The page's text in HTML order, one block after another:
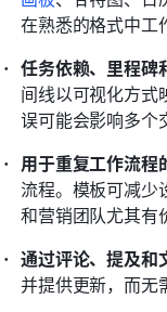
在熟悉的格式中工
任务依赖、里程碑
间线以可视化方式
误可能会影响多个
用于重复工作流程
流程。模板可减少
和营销团队尤其有
通过评论、提及和
并提供更新，而无